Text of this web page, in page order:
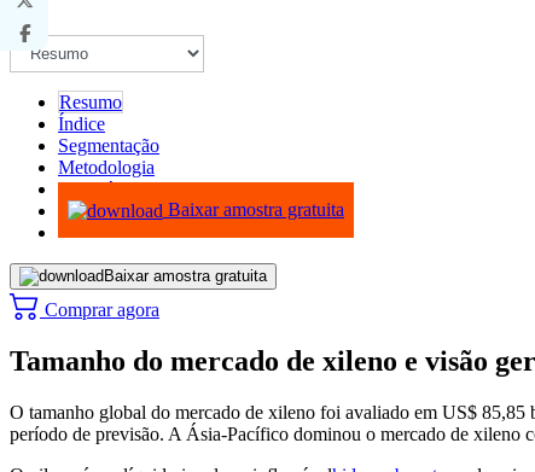
Resumo
Índice
Segmentação
Metodologia
Infográficos
Baixar amostra gratuita
Baixar amostra gratuita
Comprar agora
Tamanho do mercado de xileno e visão
O tamanho global do mercado de xileno foi avaliado em US$
período de previsão. A Ásia-Pacífico dominou o mercado de xileno